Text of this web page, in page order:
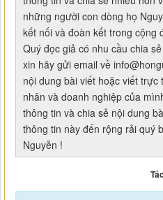
những người con dòng họ
kết nối và đoàn kết trong cộng
Quý đọc giả có nhu cầu chia
xin hãy gửi email về
nội dung bài viết hoặc viết trực
nhân và doanh nghiệp của
thông tin và chia sẻ nội dung
thông tin này đến rộng rải quý
Nguyễn !